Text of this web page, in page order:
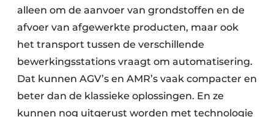
alleen om de aanvoer van grondstoffen en de
afvoer van afgewerkte producten, maar ook
het transport tussen de verschillende
bewerkingsstations vraagt om automatisering.
Dat kunnen AGV’s en AMR’s vaak compacter en
beter dan de klassieke oplossingen. En ze
kunnen nog uitgerust worden met technologie